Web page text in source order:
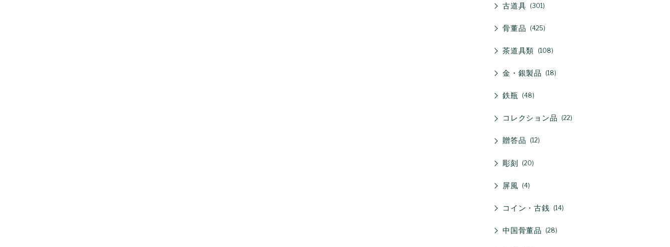
古道具 301
骨董品 425
茶道具類 108
金・銀製品 18
鉄瓶 48
コレクション品 22
贈答品 12
彫刻 20
屏風 4
コイン・古銭 14
中国骨董品 28